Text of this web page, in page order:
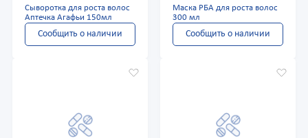
Сыворотка для роста волос
Аптечка Агафьи 150мл
Сообщить о наличии
Маска РБА для роста волос
300 мл
Сообщить о наличии